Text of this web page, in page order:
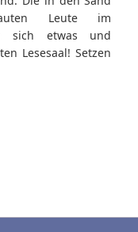
Leute im
sich etwas und
Lesesaal! Setzen